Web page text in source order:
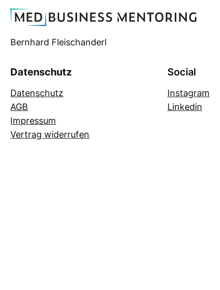
Bernhard Fleischanderl
Datenschutz
Datenschutz
AGB
Impressum
Vertrag widerrufen
Social
Instagram
Linkedin